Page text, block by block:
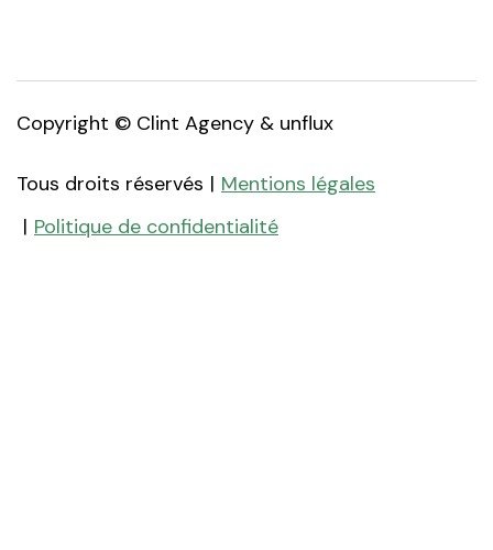
Copyright © Clint Agency & unflux
Tous droits réservés
Mentions légales
Politique de confidentialité